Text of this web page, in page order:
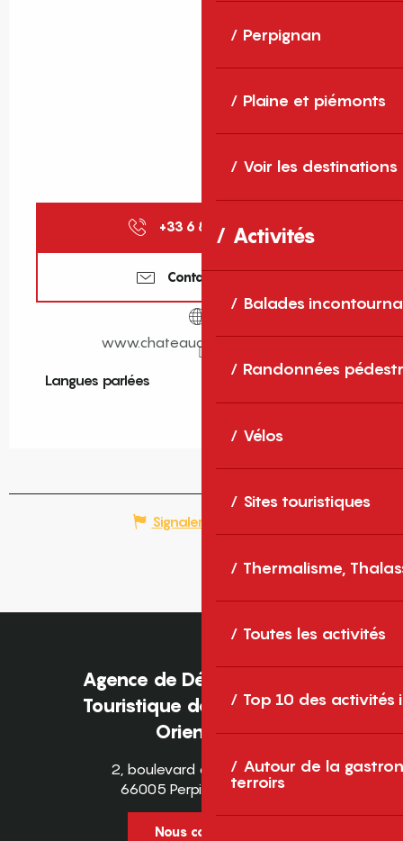
Perpignan
Plaine et piémonts
Voir les destinations
Activités
Balades
Randonnées
Vélos
Sites touristiques
Thermalisme,
Toutes les activités
Top 10 des activités
Autour de la
terroirs
+33 6 84 11 44 ▒▒
Contactez-nous
www.chateaudevilleclare.com
Langues parlées
Langues parlées
Signaler une erreur
Agence de Développement
Touristique des Pyrénées-
Orientales
2, boulevard des Pyrénées
66005 Perpignan Cedex
Nous contacter